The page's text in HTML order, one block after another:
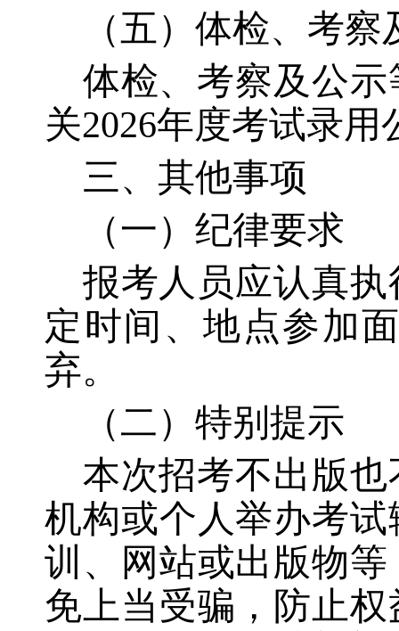
（五）体检、考
体检、考察及公
关2026年度考试录
三、其他事项
（一）纪律要求
报考人员应认真
定时间、地点参加
弃。
（二）特别提示
本次招考不出版
机构或个人举办考
训、网站或出版物
免上当受骗，防止